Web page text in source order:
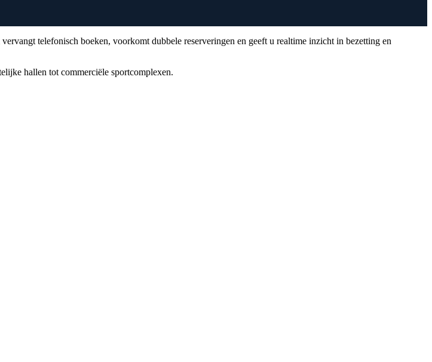
telefonisch boeken, voorkomt dubbele reserveringen en geeft u realtime inzicht in bezetting en
hallen tot commerciële sportcomplexen.